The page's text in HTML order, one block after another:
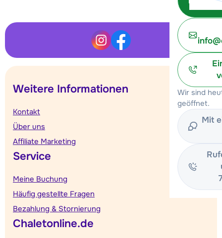
Wir sind
geöffnet.
Mit
Weitere Informationen
Kontakt
Über uns
Affiliate Marketing
Service
Meine Buchung
Häufig gestellte Fragen
Bezahlung & Stornierung
Chaletonline.de